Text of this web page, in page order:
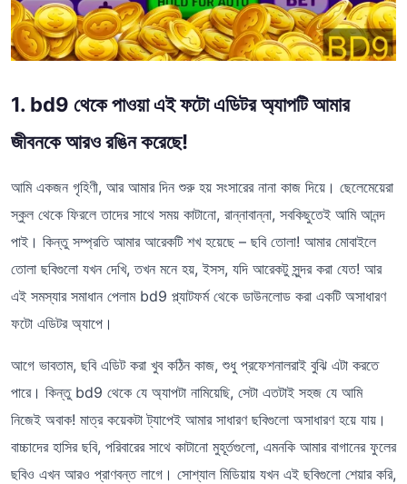
1. bd9 থেকে পাওয়া এই ফটো এডিটর অ্যাপটি আমার
জীবনকে আরও রঙিন করেছে!
আমি একজন গৃহিণী, আর আমার দিন শুরু হয় সংসারের নানা কাজ দিয়ে। ছেলেমেয়েরা
স্কুল থেকে ফিরলে তাদের সাথে সময় কাটানো, রান্নাবান্না, সবকিছুতেই আমি আনন্দ
পাই। কিন্তু সম্প্রতি আমার আরেকটি শখ হয়েছে – ছবি তোলা! আমার মোবাইলে
তোলা ছবিগুলো যখন দেখি, তখন মনে হয়, ইসস, যদি আরেকটু সুন্দর করা যেত! আর
এই সমস্যার সমাধান পেলাম bd9 প্ল্যাটফর্ম থেকে ডাউনলোড করা একটি অসাধারণ
ফটো এডিটর অ্যাপে।
আগে ভাবতাম, ছবি এডিট করা খুব কঠিন কাজ, শুধু প্রফেশনালরাই বুঝি এটা করতে
পারে। কিন্তু bd9 থেকে যে অ্যাপটা নামিয়েছি, সেটা এতটাই সহজ যে আমি
নিজেই অবাক! মাত্র কয়েকটা ট্যাপেই আমার সাধারণ ছবিগুলো অসাধারণ হয়ে যায়।
বাচ্চাদের হাসির ছবি, পরিবারের সাথে কাটানো মুহূর্তগুলো, এমনকি আমার বাগানের ফুলের
ছবিও এখন আরও প্রাণবন্ত লাগে। সোশ্যাল মিডিয়ায় যখন এই ছবিগুলো শেয়ার করি,